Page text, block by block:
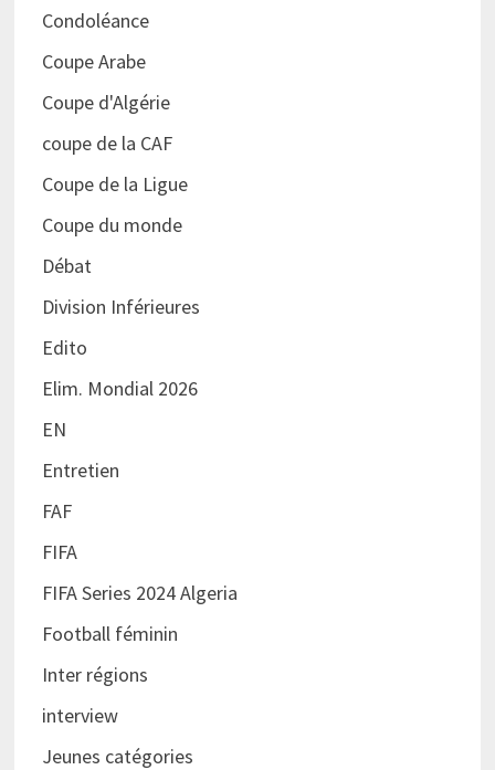
Condoléance
Coupe Arabe
Coupe d'Algérie
coupe de la CAF
Coupe de la Ligue
Coupe du monde
Débat
Division Inférieures
Edito
Elim. Mondial 2026
EN
Entretien
FAF
FIFA
FIFA Series 2024 Algeria
Football féminin
Inter régions
interview
Jeunes catégories